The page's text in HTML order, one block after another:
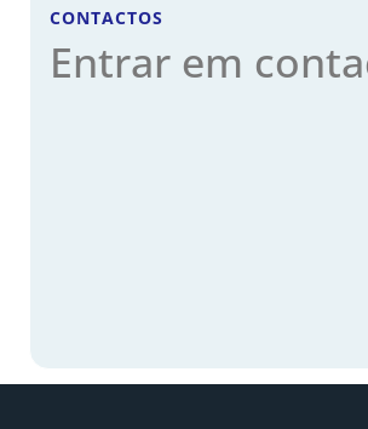
CONTACTOS
Entrar em